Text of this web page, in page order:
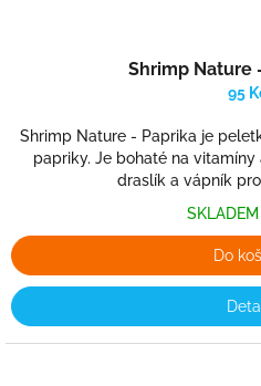
Shrimp Nature
95
Shrimp Nature - Paprika je
papriky. Je bohaté na vitamíny
draslík a vápník
SKLADEM
Do